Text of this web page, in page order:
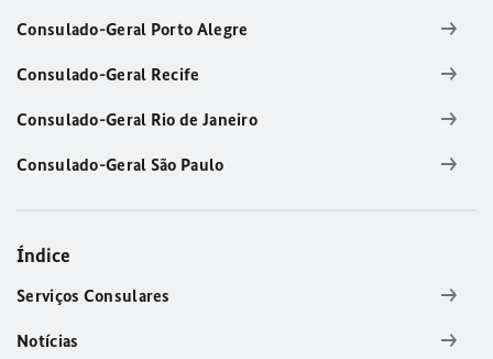
Consulado-Geral Porto Alegre
Consulado-Geral Recife
Consulado-Geral Rio de Janeiro
Consulado-Geral São Paulo
Índice
Serviços Consulares
Notícias